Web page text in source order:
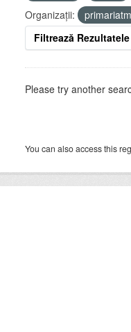
Organizații:
primariatm
Filtrează Rezultatele
Please try another
You can also access this